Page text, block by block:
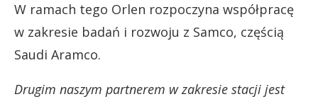
W ramach tego Orlen rozpoczyna współpracę
w zakresie badań i rozwoju z Samco, częścią
Saudi Aramco.
Drugim naszym partnerem w zakresie stacji jest